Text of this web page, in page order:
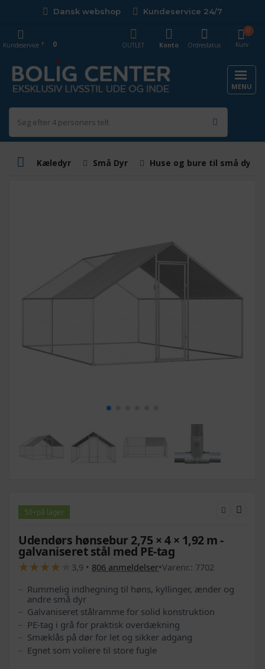
Dansk webshop Kundeservice 24/7
Kurv
0
OUTLET
Konto Ordrestatus
Kundeservice 0
MENU
Kæledyr Små Dyr Huse og bure til små dyr
50+på lager
Udendørs hønsebur 2,75 × 4 × 1,92 m -
galvaniseret stål med PE-tag
★
★★
★★
★★
★ 3,9 • 806 anmeldelser•Varenr.: 7702
Rummelig indhegning til høns, kyllinger, ænder og
andre små dyr
Galvaniseret stålramme for solid konstruktion
PE-tag i grå for praktisk overdækning
Smæklås på dør for let og sikker adgang
Egnet som voliere til store fugle